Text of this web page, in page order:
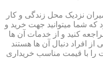
نزدیک محل زندگی و کار
شما میتوانید جهت خرید و
کنید و از خدمات آن ها
افراد دنبال آن ها هستند
را با قیمت مناسب خریداری